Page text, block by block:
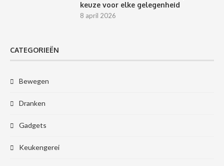
keuze voor elke gelegenheid
8 april 2026
CATEGORIEËN
Bewegen
Dranken
Gadgets
Keukengerei